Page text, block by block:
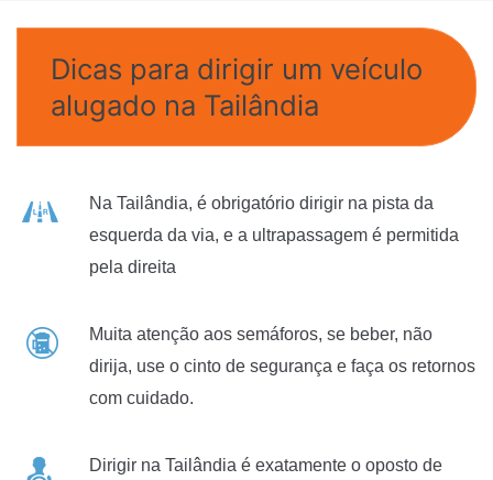
Dicas para dirigir um veículo
alugado na Tailândia
Na Tailândia, é obrigatório dirigir na pista da
esquerda da via, e a ultrapassagem é permitida
pela direita
Muita atenção aos semáforos, se beber, não
dirija, use o cinto de segurança e faça os retornos
com cuidado.
Dirigir na Tailândia é exatamente o oposto de